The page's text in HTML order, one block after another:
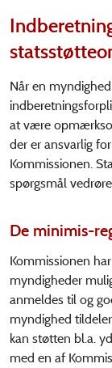
Når en
at være
der er ansvarlig
Kommissionen.
spørgsmål
De minimis-
Kommissionen
myndigheder
anmeldes til og
myndighed
kan støtten bl.a.
med en af